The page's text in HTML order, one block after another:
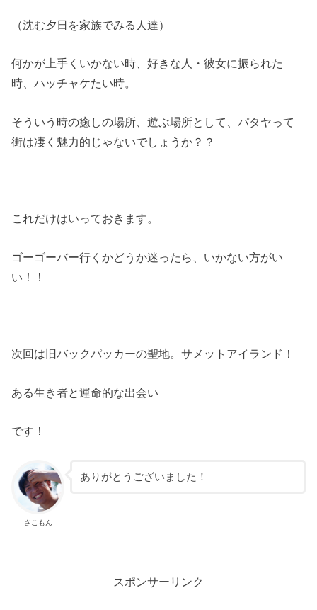
（沈む夕日を家族でみる人達）
何かが上手くいかない時、好きな人・彼女に振られた
時、ハッチャケたい時。
そういう時の癒しの場所、遊ぶ場所として、パタヤって
街は凄く魅力的じゃないでしょうか？？
これだけはいっておきます。
ゴーゴーバー行くかどうか迷ったら、いかない方がい
い！！
次回は旧バックパッカーの聖地。サメットアイランド！
ある生き者と運命的な出会い
です！
さこもん
ありがとうございました！
スポンサーリンク